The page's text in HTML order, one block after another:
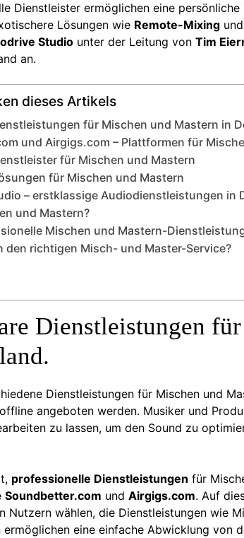
Dienstleister ermöglichen eine
Lösungen wie Remote-Mixing und
Studio unter der Leitung von Tim
an.
dieses Artikels
für Mischen und Mastern in
und Airgigs.com – Plattformen für
für Mischen und Mastern
für Mischen und Mastern
– erstklassige Audiodienstleistungen in
und Mastern?
Mischen und Mastern-
den richtigen Misch- und Master-Service?
Dienstleistungen
Dienstleistungen für Mischen und
angeboten werden. Musiker und
zu lassen, um den Sound zu
professionelle Dienstleistungen für
Soundbetter.com und Airgigs.com. Auf
Nutzern wählen, die Dienstleistungen wie
eine einfache Abwicklung von